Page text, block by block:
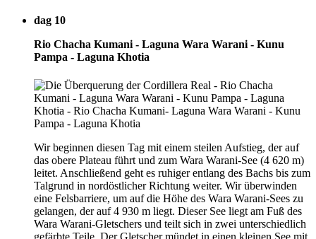
dag 10
Rio Chacha Kumani - Laguna Wara Warani - Kunu
Pampa - Laguna Khotia
Wir beginnen diesen Tag mit einem steilen Aufstieg, der auf
das obere Plateau führt und zum Wara Warani-See (4 620 m)
leitet. Anschließend geht es ruhiger entlang des Bachs bis zum
Talgrund in nordöstlicher Richtung weiter. Wir überwinden
eine Felsbarriere, um auf die Höhe des Wara Warani-Sees zu
gelangen, der auf 4 930 m liegt. Dieser See liegt am Fuß des
Wara Warani-Gletschers und teilt sich in zwei unterschiedlich
gefärbte Teile. Der Gletscher mündet in einen kleinen See mit